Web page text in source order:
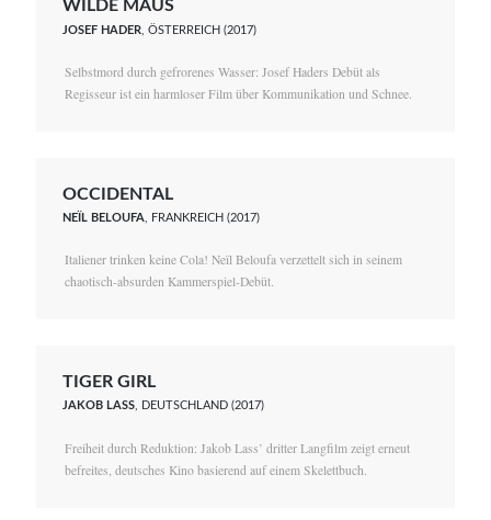
WILDE MAUS
JOSEF HADER , ÖSTERREICH (2017)
Selbstmord durch gefrorenes Wasser: Josef Haders Debüt als
Regisseur ist ein harmloser Film über Kommunikation und Schnee.
OCCIDENTAL
NEÏL BELOUFA , FRANKREICH (2017)
Italiener trinken keine Cola! Neïl Beloufa verzettelt sich in seinem
chaotisch-absurden Kammerspiel-Debüt.
TIGER GIRL
JAKOB LASS, DEUTSCHLAND (2017)
Freiheit durch Reduktion: Jakob Lass’ dritter Langfilm zeigt erneut
befreites, deutsches Kino basierend auf einem Skelettbuch.